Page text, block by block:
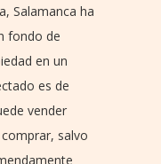
Salamanca ha
fondo de
en un
es de
vender
salvo